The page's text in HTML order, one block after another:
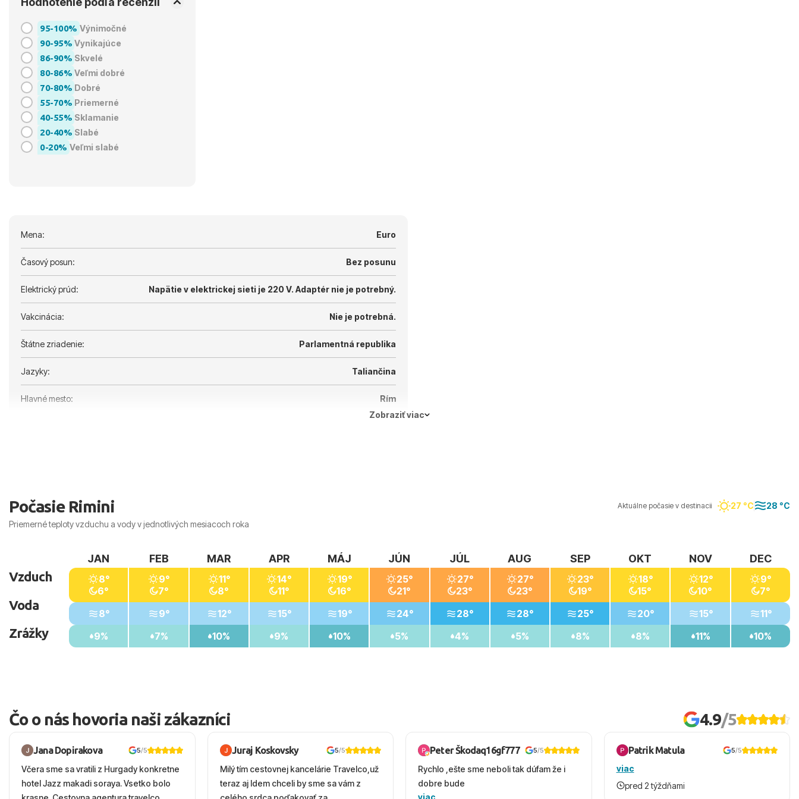
95-100% Výnimočné
90-95% Vynikajúce
86-90% Skvelé
80-86% Veľmi dobré
70-80% Dobré
55-70% Priemerné
40-55% Sklamanie
20-40% Slabé
0-20% Veľmi slabé
Mena: Euro
Časový posun: Bez posunu
Elektrický prúd: Napätie v elektrickej sieti je 220 V. Adaptér nie je potrebný.
Vakcinácia: Nie je potrebná.
Štátne zriadenie: Parlamentná republika
Jazyky: Taliančina
Hlavné mesto:
Rím
Zobraziť viac
Počasie Rimini
Priemerné teploty vzduchu a vody v jednotlivých mesiacoch roka
Aktuálne počasie v destinacii 27 °C 28 °C
Vzduch
Voda
Zrážky
JAN
8°
6°
8°
9%
FEB
9°
7°
9°
7%
MAR
11°
8°
12°
10%
APR
14°
11°
15°
9%
MÁJ
19°
16°
19°
10%
JÚN
25°
21°
24°
5%
JÚL
27°
23°
28°
4%
AUG
27°
23°
28°
5%
SEP
23°
19°
25°
8%
OKT
18°
15°
20°
8%
NOV
12°
10°
15°
11%
DEC
9°
7°
11°
10%
Čo o nás hovoria naši zákazníci 4.9/5
Jana Dopirakova 5/5
Včera sme sa vratili z Hurgady konkretne
hotel Jazz makadi soraya. Vsetko bolo
Juraj Koskovsky 5/5
Milý tím cestovnej kancelárie Travelco,už
teraz aj Idem chceli by sme sa vám z
Peter Škodaq16gf777 5/5
Rychlo ,ešte sme neboli tak dúfam že i
dobre bude
viac
Patrik Matula 5/5
viac
pred 2 týždňami